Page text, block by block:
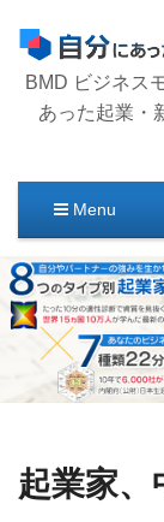
BMD ビジネス
あった起業・
Menu
コ
ン
テ
ン
ツ
へ
移
起業家、